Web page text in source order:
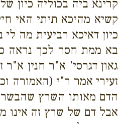
קרינא ביה בכוליה כיון
קשיא מהיכא תיתי האי
כיון דאיכא רביעית מה
בא ממת חסר לכך נראה
גאון דגרסי' א"ר חנין
זעירי אמר ר"י (האמורה
הדם מאותו השרץ שהבשר
אבל דם של שרץ זה אינו